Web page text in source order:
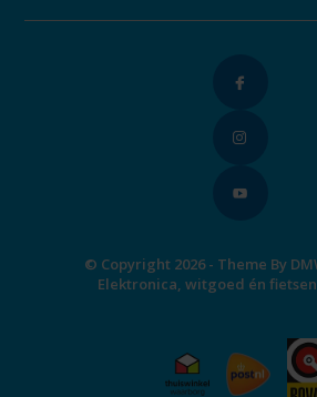
© Copyright 2026 - Theme By
Elektronica, witgoed én